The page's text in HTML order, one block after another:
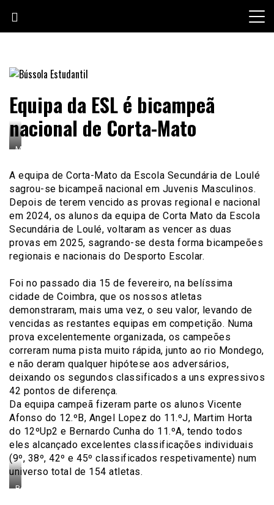
content
Bússola Estudantil
Equipa da ESL é bicampeã
nacional de Corta-Mato
Martim
(12.ºUp2),
Bernardo
Cunha
(11.ºA),
Vicente
Afonso
12.ºB)
e
Lopez
(11.ºJ)
erguer
o
troféu
de
melhor
equipa
A equipa de Corta-Mato da Escola Secundária de Loulé
sagrou-se bicampeã nacional em Juvenis Masculinos.
Depois de terem vencido as provas regional e nacional
em 2024, os alunos da equipa de Corta Mato da Escola
Secundária de Loulé, voltaram as vencer as duas
provas em 2025, sagrando-se desta forma bicampeões
regionais e nacionais do Desporto Escolar.
Foi no passado dia 15 de fevereiro, na belíssima
cidade de Coimbra, que os nossos atletas
demonstraram, mais uma vez, o seu valor, levando de
vencidas as restantes equipas em competição. Numa
prova excelentemente organizada, os campeões
correram numa pista muito rápida, junto ao rio Mondego,
e não deram qualquer hipótese aos adversários,
deixando os segundos classificados a uns expressivos
42 pontos de diferença.
Da equipa campeã fizeram parte os alunos Vicente
Afonso do 12.ºB, Angel Lopez do 11.ºJ, Martim Horta
do 12ºUp2 e Bernardo Cunha do 11.ºA, tendo todos
eles alcançado excelentes classificações individuais
(9º, 38º, 42º e 45º classificados respetivamente) num
universo total de 154 atletas.
Bernardo